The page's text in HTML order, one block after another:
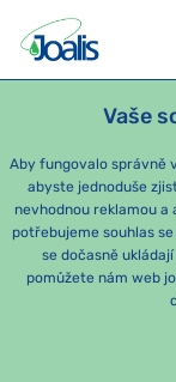
Vaše
Aby fungovalo správně
abyste jednoduše
nevhodnou reklamou a
potřebujeme souhlas
se dočasně
pomůžete nám web
PRODUKTY
Momentálně